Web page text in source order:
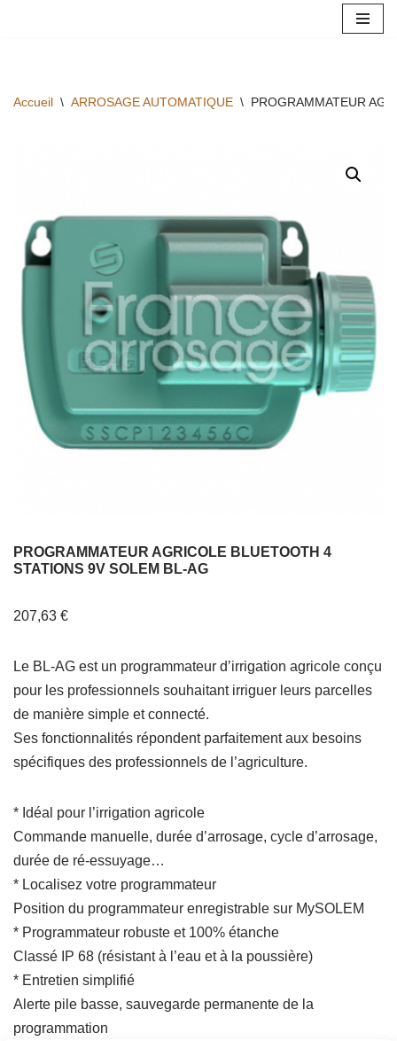
contenu
Accueil \ ARROSAGE AUTOMATIQUE \ PROGRAMMATEUR
PROGRAMMATEUR AGRICOLE BLUETOOTH 4
STATIONS 9V SOLEM BL-AG
207,63 €
Le BL-AG est un programmateur d’irrigation agricole conçu
pour les professionnels souhaitant irriguer leurs parcelles
de manière simple et connecté.
Ses fonctionnalités répondent parfaitement aux besoins
spécifiques des professionnels de l’agriculture.
* Idéal pour l’irrigation agricole
Commande manuelle, durée d’arrosage, cycle d’arrosage,
durée de ré-essuyage…
* Localisez votre programmateur
Position du programmateur enregistrable sur MySOLEM
* Programmateur robuste et 100% étanche
Classé IP 68 (résistant à l’eau et à la poussière)
* Entretien simplifié
Alerte pile basse, sauvegarde permanente de la
programmation